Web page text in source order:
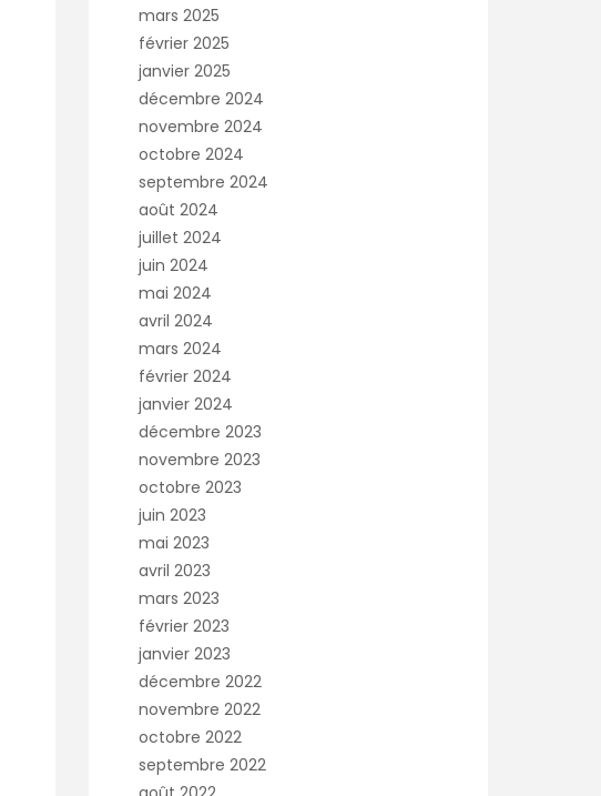
mars 2025
février 2025
janvier 2025
décembre 2024
novembre 2024
octobre 2024
septembre 2024
août 2024
juillet 2024
juin 2024
mai 2024
avril 2024
mars 2024
février 2024
janvier 2024
décembre 2023
novembre 2023
octobre 2023
juin 2023
mai 2023
avril 2023
mars 2023
février 2023
janvier 2023
décembre 2022
novembre 2022
octobre 2022
septembre 2022